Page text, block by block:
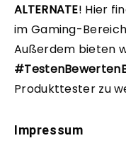
ALTERNATE! Hier
im Gaming-
Außerdem bieten
Produkttester zu
Impressum